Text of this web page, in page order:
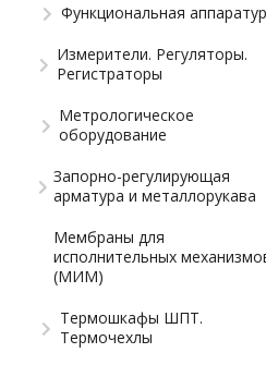
Функциональная
Измерители. Регуляторы.
Регистраторы
Метрологическое
оборудование
Запорно-регулирующая
арматура и металлорукава
Мембраны для
исполнительных
(МИМ)
Термошкафы ШПТ.
Термочехлы